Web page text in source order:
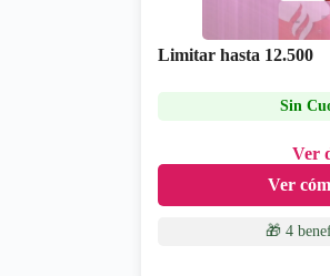
Limitar hasta 12.500
Sin
Ver
Ver
🎁 4